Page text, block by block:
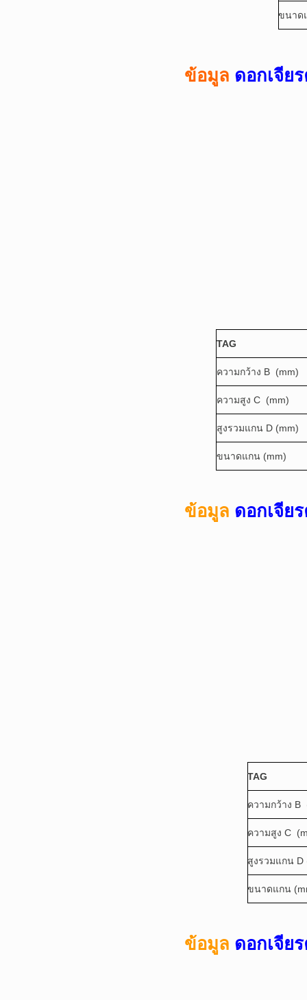
ขนาด
ข้อมูล ดอกเจีย
TAG
ความกว้าง B (mm)
ความสูง C (mm)
สูงรวมแกน D (mm)
ขนาดแกน (mm)
ข้อมูล ดอกเจีย
TAG
ความกว้าง B
ความสูง C
สูงรวมแกน D
ขนาดแกน
ข้อมูล ดอกเจีย